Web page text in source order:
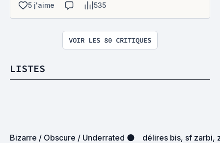
5 j'aime
535
VOIR LES 80 CRITIQUES
LISTES
Bizarre / Obscure / Underrated 🌑
délires bis, sf zarbi,